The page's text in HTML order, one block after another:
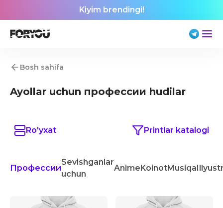
Kiyim brendingi!
Bosh sahifa
Ayollar uchun профессии hudilar
Ro'yxat Printlar katalogi
Профессии
Sevishganlar
uchun
AnimeKoinotMusiqa